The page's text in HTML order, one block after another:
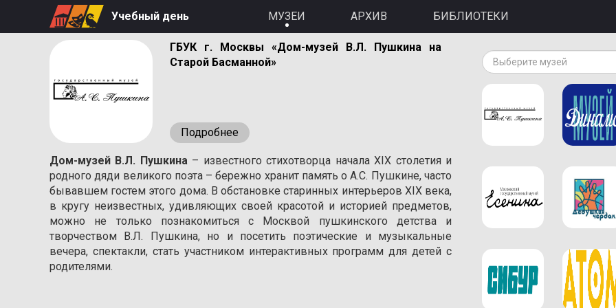
Учебный день МУЗЕИ АРХИВ БИБЛИОТЕКИ
ГБУК г. Москвы «Дом-музей В.Л. Пушкина на
Старой Басманной»
Подробнее
Дом-музей В.Л. Пушкина– известного стихотворца начала XIX столетия и
родного дяди великого поэта – бережно хранит память о A.С. Пушкине, часто
бывавшем гостем этого дома. В обстановке старинных интерьеров XIX века,
в кругу неизвестных, удивляющих своей красотой и историей предметов,
можно не только познакомиться с Москвой пушкинского детства и
творчеством В.Л. Пушкина, но и посетить поэтические и музыкальные
вечера, спектакли, стать участником интерактивных программ для детей с
родителями.
Выберите музей